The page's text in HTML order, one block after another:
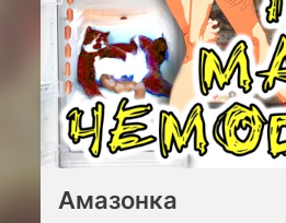
Амазонка